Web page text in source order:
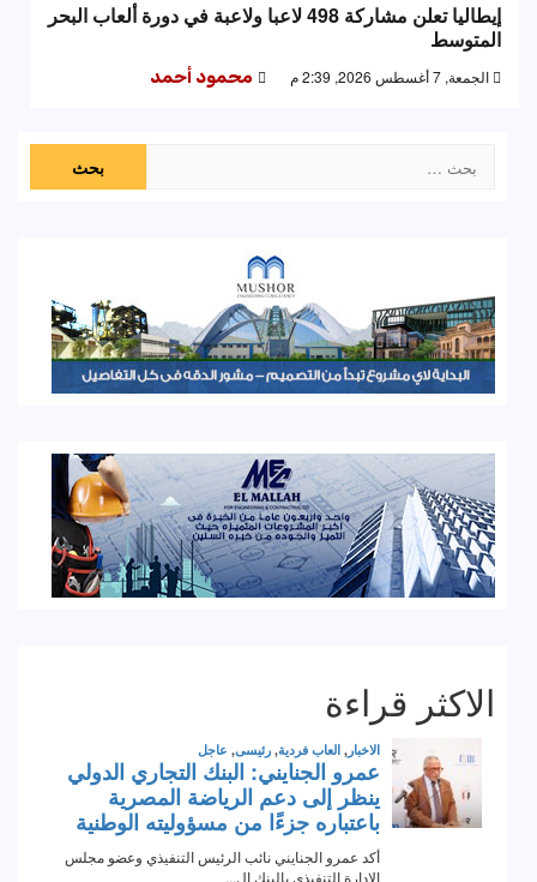
إيطاليا تعلن مشاركة 498 لاعبا ولاعبة في دورة ألعاب البحر
المتوسط
الجمعة, 7 أغسطس 2026, 2:39 م محمود أحمد
عن:
الاكثر قراءة